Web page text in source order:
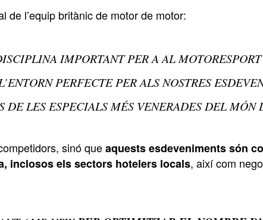
de l’equip britànic de motor de motor:
IMPORTANT PER A AL
PERFECTE PER ALS NOSTRES
DE LES ESPECIALS MÉS VENERADES DEL MÓN
sinó queaquests esdeveniments són
inclosos els sectors hotelers locals, així com